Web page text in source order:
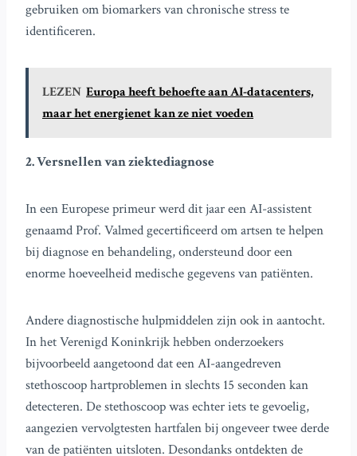
gebruiken om biomarkers van chronische stress te
identificeren.
LEZEN Europa heeft behoefte aan AI-datacenters,
maar het energienet kan ze niet voeden
2. Versnellen van ziektediagnose
In een Europese primeur werd dit jaar een AI-assistent
genaamd Prof. Valmed gecertificeerd om artsen te helpen
bij diagnose en behandeling, ondersteund door een
enorme hoeveelheid medische gegevens van patiënten.
Andere diagnostische hulpmiddelen zijn ook in aantocht.
In het Verenigd Koninkrijk hebben onderzoekers
bijvoorbeeld aangetoond dat een AI-aangedreven
stethoscoop hartproblemen in slechts 15 seconden kan
detecteren. De stethoscoop was echter iets te gevoelig,
aangezien vervolgtesten hartfalen bij ongeveer twee derde
van de patiënten uitsloten. Desondanks ontdekten de